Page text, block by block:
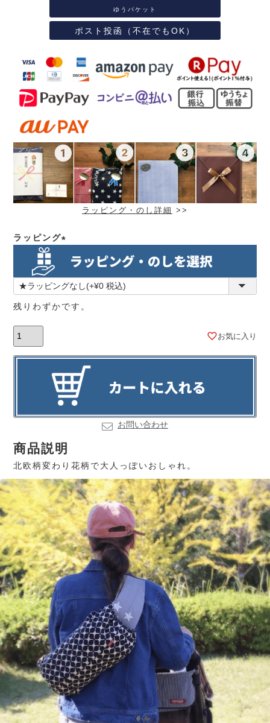
ゆうパケット
ポスト投函（不在でもOK）
ラッピング・のし詳細 >>
ラッピング
(必
須)
残りわずかです。
お気に入り
お問い合わせ
商品説明
北欧柄変わり花柄で大人っぽいおしゃれ。